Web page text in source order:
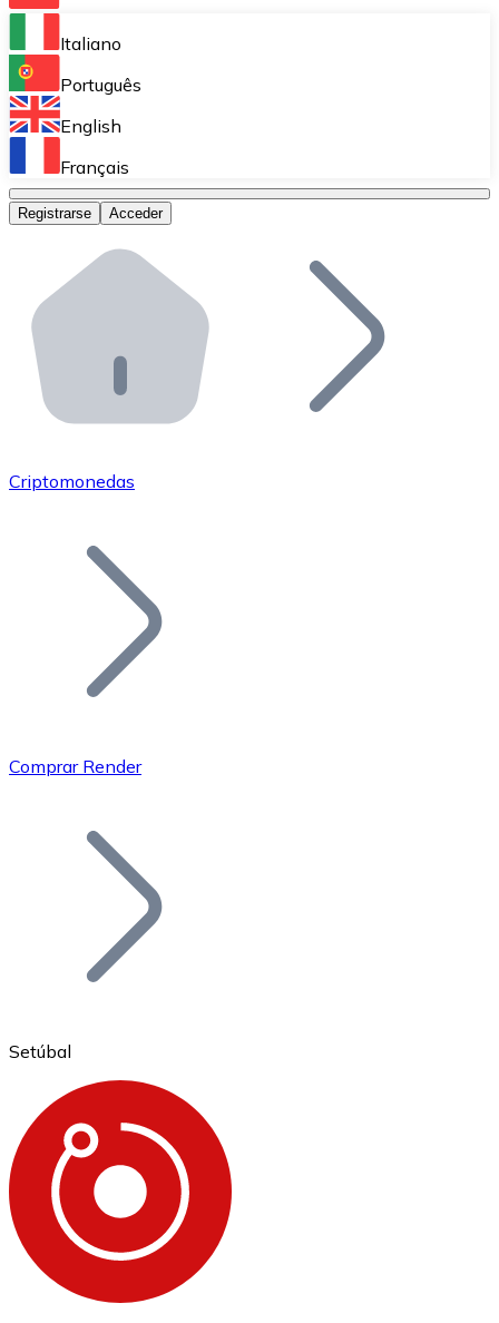
Bitnovo Ramp
Integra nuestra solución en tu plataforma.
Bitnovo Giftcards
Bitnovo OTC
Bitnovo ATM
Integra un ATM Bitnovo en tu negocio y permite que
Bitnovo API
Integra nuestra API en tu ecosistema.
Únete a nuestra red de distribuidores.
Añade tu proyecto a nuestro ecosistema.
Bitcoin
Ethereum
ETH
Italiano
Português
English
Français
Registrarse Acceder
Criptomonedas
Comprar Render
Setúbal